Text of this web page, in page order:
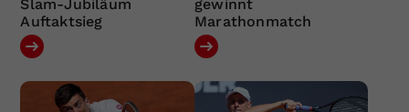
Slam-Jubiläum
Auftaktsieg
gewinnt
Marathonmatch